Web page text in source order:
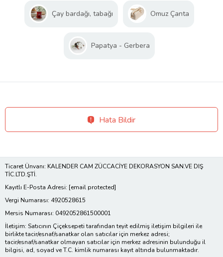
Çay bardağı, tabağı Omuz Çanta
Papatya - Gerbera
Hata Bildir
Ticaret Ünvanı: KALENDER CAM ZÜCCACİYE DEKORASYON SAN.VE DIŞ
TİC.LTD.ŞTİ.
Kayıtlı E-Posta Adresi: [email protected]
Vergi Numarası: 4920528615
Mersis Numarası: 0492052861500001
İletişim: Satıcının Çiçeksepeti tarafından teyit edilmiş iletişim bilgileri ile
birlikte tacir/esnaf/sanatkar olan satıcılar için merkez adresi;
tacir/esnaf/sanatkar olmayan satıcılar için merkez adresinin bulunduğu il
bilgisi, ad, soyad ve T.C. kimlik numarası kayıt altında bulunmaktadır.